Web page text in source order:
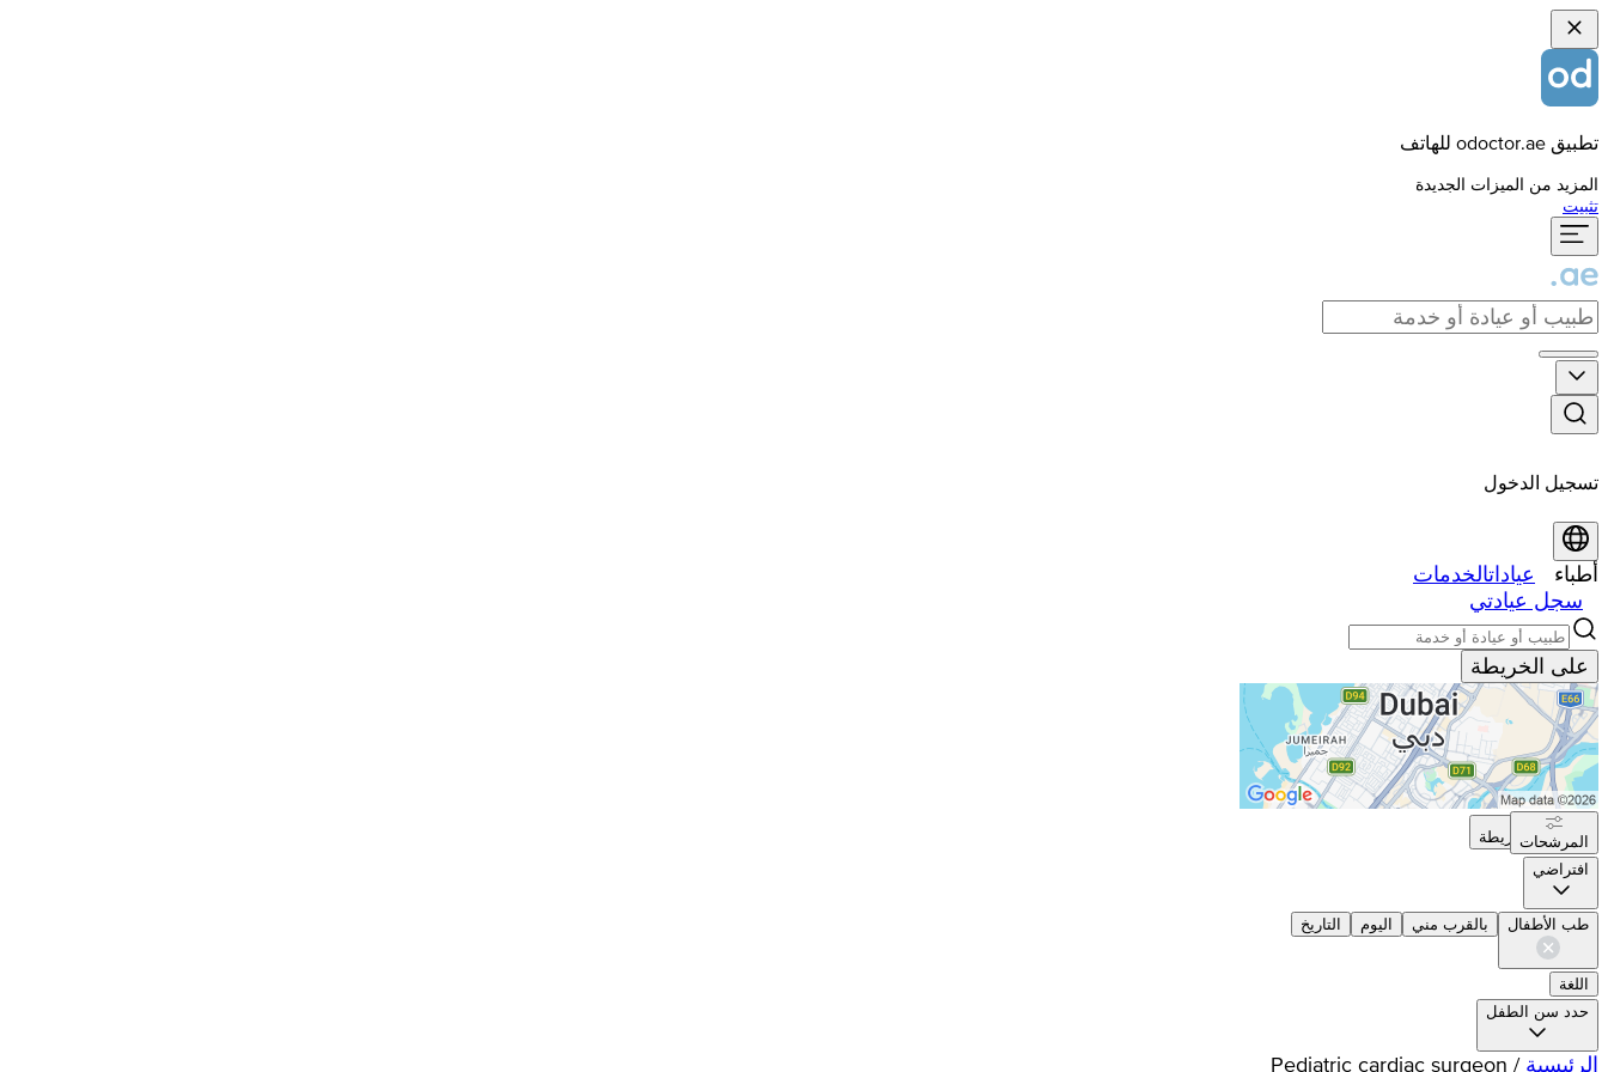
تطبيق odoctor.ae للهاتف
المزيد من الميزات الجديدة
تثبيت
تسجيل الدخول
أطباء عياداتالخدمات
سجل عيادتي
على الخريطة
على الخريطة
المرشحات
افتراضي
طب الأطفال بالقرب مني اليوم التاريخ
اللغة
حدد سن الطفل
الرئيسية /
Pediatric cardiac surgeon